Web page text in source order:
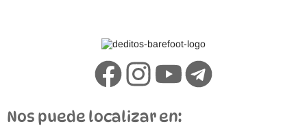
Nos puede localizar en: